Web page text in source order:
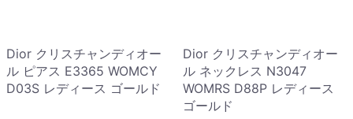
Dior クリスチャンディオー
ル ピアス E3365 WOMCY
D03S レディース ゴールド
Dior クリスチャンディオー
ル ネックレス N3047
WOMRS D88P レディース
ゴールド